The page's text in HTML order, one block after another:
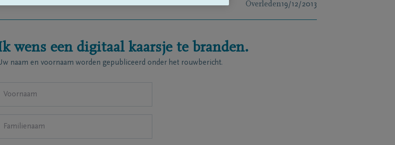
Overleden19/12/2013
wens een digitaal kaarsje te branden.
naam en voornaam worden gepubliceerd onder het rouwbericht.